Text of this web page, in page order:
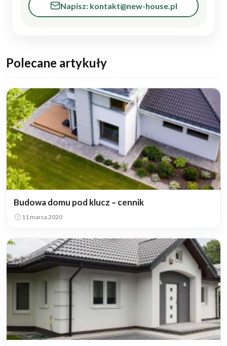
Napisz: kontakt@new-house.pl
Polecane artykuły
Budowa domu pod klucz – cennik
11 marca 2020